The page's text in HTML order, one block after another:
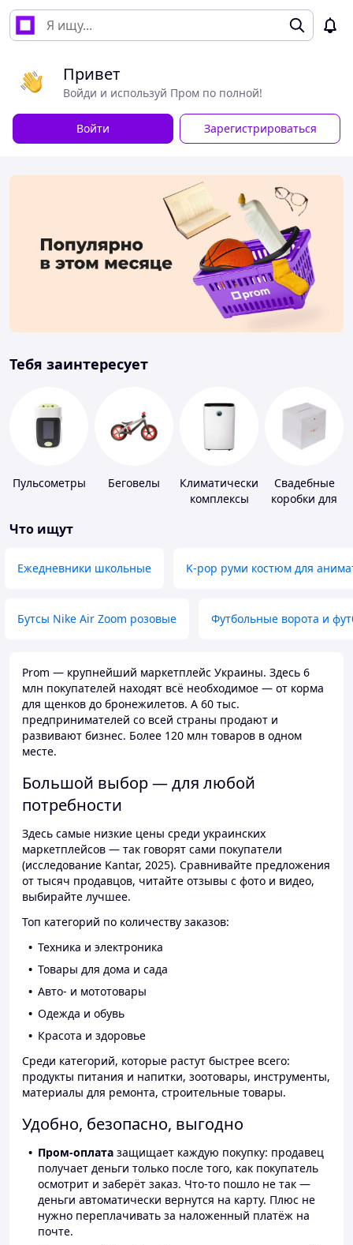
Привет
Войди и используй Пром по полной!
Войти Зарегистрироваться
Тебя заинтересует
Пульсометры Беговелы
Климатические
комплексы
Свадебные
коробки для
Что ищут
Ежедневники школьные K-pop руми костюм для
Бутсы Nike Air Zoom розовые Футбольные ворота и
Prom — крупнейший маркетплейс Украины. Здесь 6
млн покупателей находят всё необходимое — от корма
для щенков до бронежилетов. А 60 тыс.
предпринимателей со всей страны продают и
развивают бизнес. Более 120 млн товаров в одном
месте.
Большой выбор — для любой
потребности
Здесь самые низкие цены среди украинских
маркетплейсов — так говорят сами покупатели
(исследование Kantar, 2025). Сравнивайте предложения
от тысяч продавцов, читайте отзывы с фото и видео,
выбирайте лучшее.
Топ категорий по количеству заказов:
Техника и электроника
Товары для дома и сада
Авто- и мототовары
Одежда и обувь
Красота и здоровье
Среди категорий, которые растут быстрее всего:
продукты питания и напитки, зоотовары, инструменты,
материалы для ремонта, строительные товары.
Удобно, безопасно, выгодно
Пром-оплата защищает каждую покупку: продавец
получает деньги только после того, как покупатель
осмотрит и заберёт заказ. Что-то пошло не так —
деньги автоматически вернутся на карту. Плюс не
нужно переплачивать за наложенный платёж на
почте.